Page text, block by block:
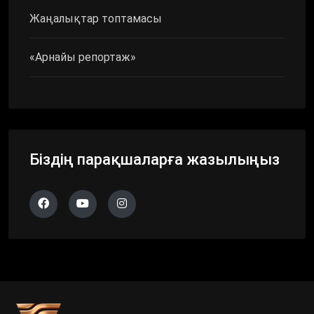
Жаңалықтар топтамасы
«Арнайы репортаж»
Біздің парақшаларға жазылыңыз